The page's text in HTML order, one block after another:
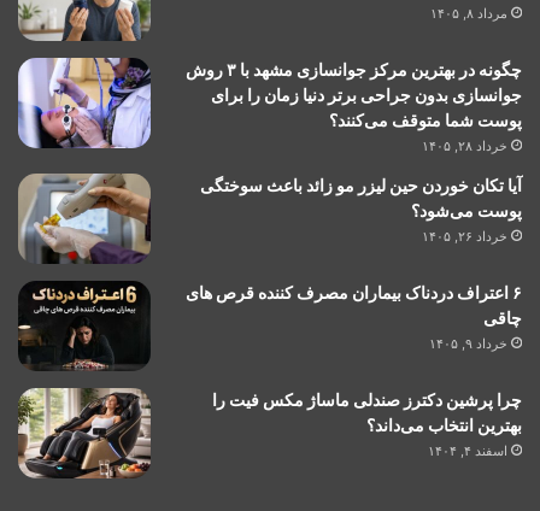
مرداد ۸, ۱۴۰۵
چگونه در بهترین مرکز جوانسازی مشهد با ۳ روش
جوانسازی بدون جراحی برتر دنیا زمان را برای
پوست شما متوقف می‌کنند؟
خرداد ۲۸, ۱۴۰۵
آیا تکان خوردن حین لیزر مو زائد باعث سوختگی
پوست می‌شود؟
خرداد ۲۶, ۱۴۰۵
۶ اعتراف دردناک بیماران مصرف کننده قرص های
چاقی
خرداد ۹, ۱۴۰۵
چرا پرشین دکترز صندلی ماساژ مکس فیت را
بهترین انتخاب می‌داند؟
اسفند ۴, ۱۴۰۴